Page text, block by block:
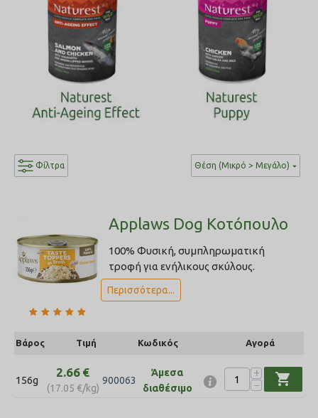
Φίλτρα Θέση (Μικρό > Μεγάλο)
Applaws Dog Κοτόπουλο
100% Φυσική, συμπληρωματική
τροφή για ενήλικους σκύλους.
Περισσότερα...
Βάρος Τιμή Κωδικός Αγορά
156g
2.66 €
(17.05 €/kg)
900063
Άμεσα
διαθέσιμο
+
−
shopping_cart